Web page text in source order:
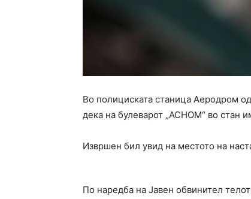
Во полициската станица Аеродром
дека на булеварот „АСНОМ“ во стан
Извршен бил увид на местото на
По наредба на Јавен обвинител